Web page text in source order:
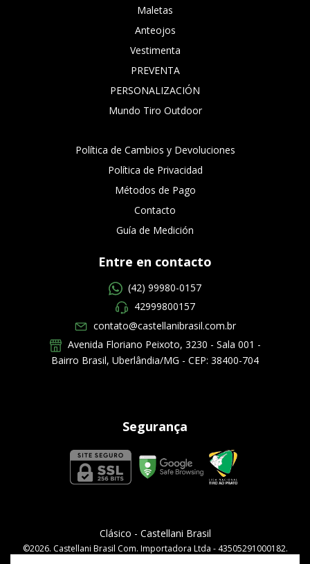
Maletas
Anteojos
Vestimenta
PREVENTA
PERSONALIZACIÓN
Mundo Tiro Outdoor
Política de Cambios y Devoluciones
Política de Privacidad
Métodos de Pago
Contacto
Guía de Medición
Entre en contacto
(42) 99980-0157
42999800157
contato@castellanibrasil.com.br
Avenida Floriano Peixoto, 3230 - Sala 001 -
Bairro Brasil, Uberlândia/MG - CEP: 38400-704
Segurança
Clásico - Castellani Brasil
©2026. Castellani Brasil Com. Importadora Ltda - 43505291000182.